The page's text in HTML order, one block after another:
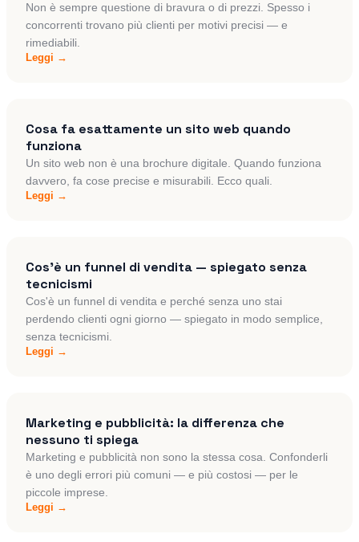
Non è sempre questione di bravura o di prezzi. Spesso i
concorrenti trovano più clienti per motivi precisi — e
rimediabili.
Leggi →
Cosa fa esattamente un sito web quando
funziona
Un sito web non è una brochure digitale. Quando funziona
davvero, fa cose precise e misurabili. Ecco quali.
Leggi →
Cos'è un funnel di vendita — spiegato senza
tecnicismi
Cos'è un funnel di vendita e perché senza uno stai
perdendo clienti ogni giorno — spiegato in modo semplice,
senza tecnicismi.
Leggi →
Marketing e pubblicità: la differenza che
nessuno ti spiega
Marketing e pubblicità non sono la stessa cosa. Confonderli
è uno degli errori più comuni — e più costosi — per le
piccole imprese.
Leggi →